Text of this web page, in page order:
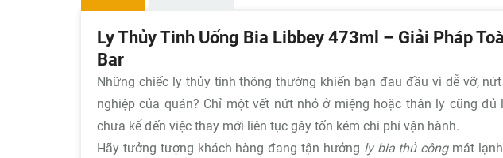
Ly Thủy Tinh Uống Bia Libbey 473ml – Giải Pháp
Bar
Những chiếc ly thủy tinh thông thường khiến bạn đau đầu vì dễ vỡ,
nghiệp của quán? Chỉ một vết nứt nhỏ ở miệng hoặc thân ly cũng
chưa kể đến việc thay mới liên tục gây tốn kém chi phí vận hành.
Hãy tưởng tượng khách hàng đang tận hưởng ly bia thủ côngmát